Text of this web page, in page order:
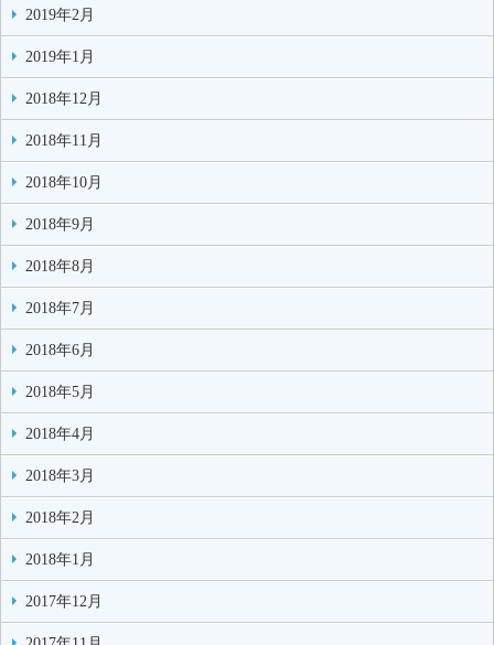
2019年2月
2019年1月
2018年12月
2018年11月
2018年10月
2018年9月
2018年8月
2018年7月
2018年6月
2018年5月
2018年4月
2018年3月
2018年2月
2018年1月
2017年12月